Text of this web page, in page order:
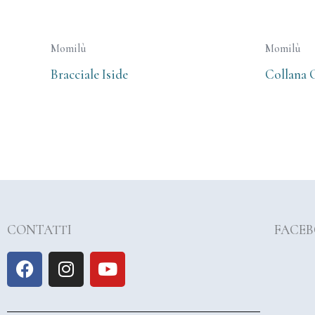
Momilù
Bracciale Iside
Momilù
Collana
CONTATTI
F
a
I
n
Y
o